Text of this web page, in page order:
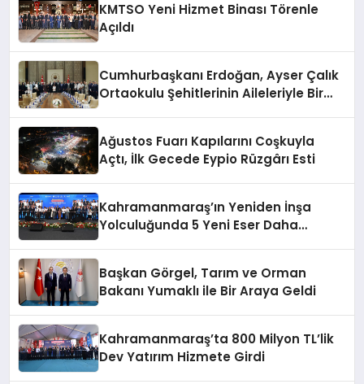
KMTSO Yeni Hizmet Binası Törenle
Açıldı
Cumhurbaşkanı Erdoğan, Ayser Çalık
Ortaokulu Şehitlerinin Aileleriyle Bir
Ağustos Fuarı Kapılarını Coşkuyla
Açtı, İlk Gecede Eypio Rüzgârı Esti
Kahramanmaraş’ın Yeniden İnşa
Yolculuğunda 5 Yeni Eser Daha
Başkan Görgel, Tarım ve Orman
Bakanı Yumaklı ile Bir Araya Geldi
Kahramanmaraş’ta 800 Milyon TL’lik
Dev Yatırım Hizmete Girdi